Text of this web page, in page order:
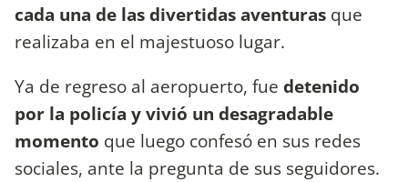
cada una de las divertidas aventuras que
realizaba en el majestuoso lugar.
Ya de regreso al aeropuerto, fue detenido
por la policía y vivió un desagradable
momento que luego confesó en sus redes
sociales, ante la pregunta de sus seguidores.